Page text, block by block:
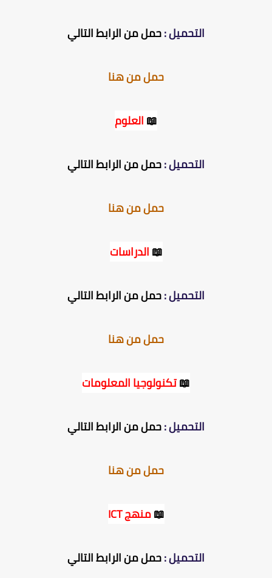
التحميل :حمل من الرابط التالي
حمل من هنا
📖العلوم
التحميل :حمل من الرابط التالي
حمل من هنا
📖الدراسات
التحميل :حمل من الرابط التالي
حمل من هنا
📖تكنولوجيا المعلومات
التحميل :حمل من الرابط التالي
حمل من هنا
📖منهج ICT
التحميل :حمل من الرابط التالي